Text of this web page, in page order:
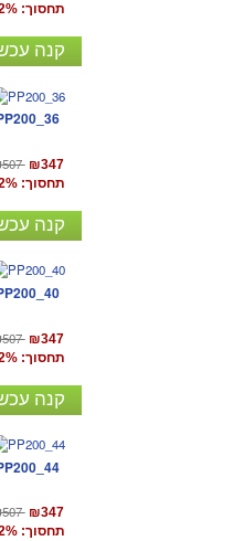
תחסוך: 32%
קנה
₪347
תחסוך: 32%
קנה
₪347
תחסוך: 32%
קנה
₪347
תחסוך: 32%